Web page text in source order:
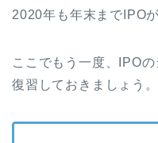
2020年も年末までIPO
ここでもう一度、IPO
復習しておきましょう。